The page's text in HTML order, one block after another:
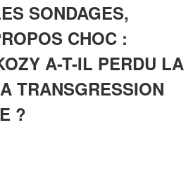
SONDAGES,
CHOC :
A-T-IL PERDU LA
TRANSGRESSION
?